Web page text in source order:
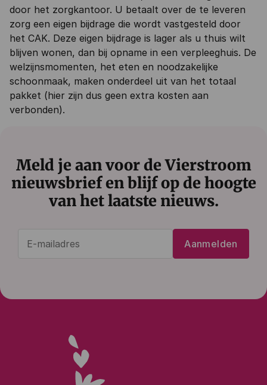
door het zorgkantoor. U betaalt over de te leveren
zorg een eigen bijdrage die wordt vastgesteld door
het CAK. Deze eigen bijdrage is lager als u thuis wilt
blijven wonen, dan bij opname in een verpleeghuis. De
welzijnsmomenten, het eten en noodzakelijke
schoonmaak, maken onderdeel uit van het totaal
pakket (hier zijn dus geen extra kosten aan
verbonden).
Meld je aan voor de Vierstroom
nieuwsbrief en blijf op de hoogte
van het laatste nieuws.
Aanmelden